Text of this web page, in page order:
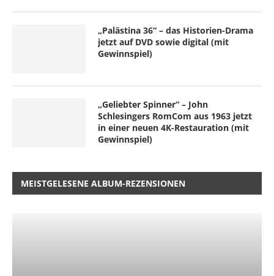
„Palästina 36“ – das Historien-Drama
jetzt auf DVD sowie digital (mit
Gewinnspiel)
„Geliebter Spinner“ – John
Schlesingers RomCom aus 1963 jetzt
in einer neuen 4K-Restauration (mit
Gewinnspiel)
MEISTGELESENE ALBUM-REZENSIONEN